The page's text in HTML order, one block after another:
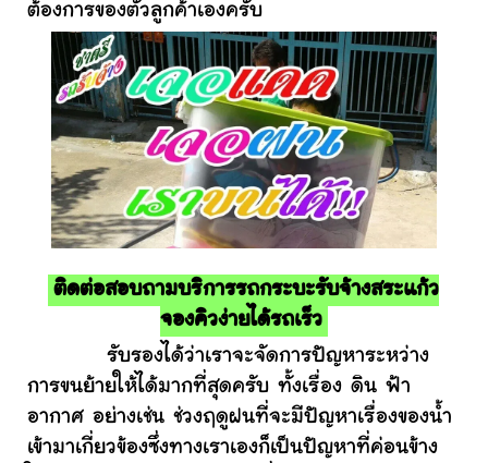
ต้องการของตัวลูกค้าเองครับ
ติดต่อสอบถามบริการรถกระบะรับจ้างสระแก้ว
จองคิวง่ายได้รถเร็ว
รับรองได้ว่าเราจะจัดการปัญหาระหว่าง
การขนย้ายให้ได้มากที่สุดครับ ทั้งเรื่อง ดิน ฟ้า
อากาศ อย่างเช่น ช่วงฤดูฝนที่จะมีปัญหาเรื่องของน้ำ
เข้ามาเกี่ยวข้องซึ่งทางเราเองก็เป็นปัญหาที่ค่อนข้าง